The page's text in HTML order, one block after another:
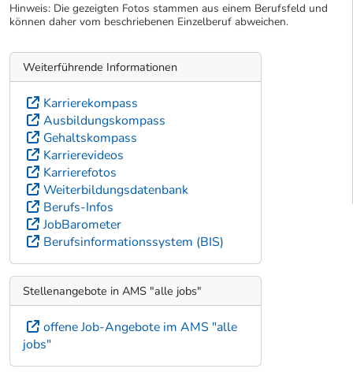
Hinweis: Die gezeigten Fotos stammen aus einem Berufsfeld und
können daher vom beschriebenen Einzelberuf abweichen.
Weiterführende Informationen
Karrierekompass
Ausbildungskompass
Gehaltskompass
Karrierevideos
Karrierefotos
Weiterbildungsdatenbank
Berufs-Infos
JobBarometer
Berufsinformationssystem (BIS)
Stellenangebote in AMS "alle jobs"
offene Job-Angebote im AMS "alle
jobs"